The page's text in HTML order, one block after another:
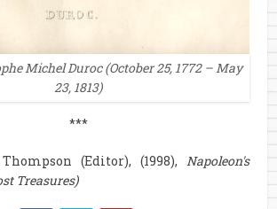
Michel Duroc (October 25, 1772 – May
23, 1813)
***
(Editor), (1998), Napoleon's
Treasures)